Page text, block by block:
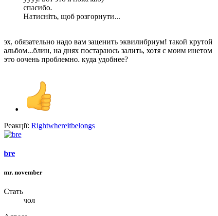
спасибо.
Натисніть, щоб розгорнути...
эх, обязательно надо вам заценить эквилибриум! такой крутой
альбом...блин, на днях постараюсь залить, хотя с моим инетом
это оочень проблемно. куда удобнее?
Реакції: Rightwhereitbelongs
bre
mr. november
Стать
чол